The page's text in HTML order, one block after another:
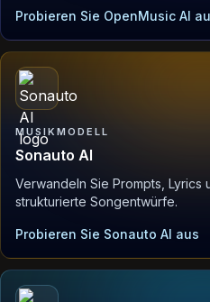
Probieren Sie OpenMusic AI
MUSIKMODELL
Sonauto AI
Verwandeln Sie Prompts, Lyrics
strukturierte Songentwürfe.
Probieren Sie Sonauto AI aus